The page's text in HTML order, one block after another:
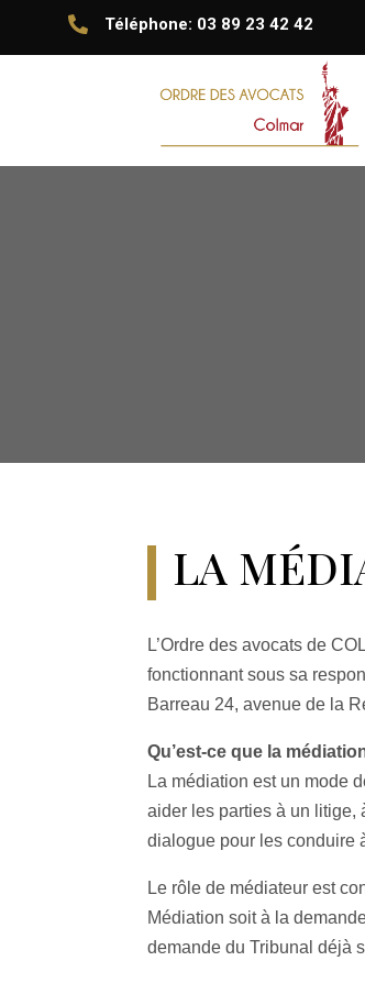
 Téléphone: 03 89 23 42 42
LA
L’Ordre des avocats de
fonctionnant sous sa
Barreau 24, avenue de la
Qu’est-ce que la
La médiation est un mode
aider les parties à un litige,
dialogue pour les conduire
Le rôle de médiateur est
Médiation soit à la
demande du Tribunal déjà